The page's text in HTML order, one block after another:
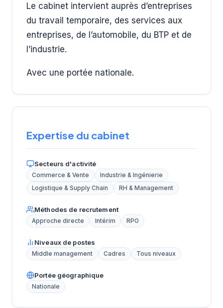
Le cabinet intervient auprès d’entreprises
du travail temporaire, des services aux
entreprises, de l’automobile, du BTP et de
l’industrie.
Avec une portée nationale.
Expertise du cabinet
Secteurs d'activité
Commerce & Vente
Industrie & Ingénierie
Logistique & Supply Chain
RH & Management
Méthodes de recrutement
Approche directe Intérim RPO
Niveaux de postes
Middle management Cadres Tous niveaux
Portée géographique
Nationale